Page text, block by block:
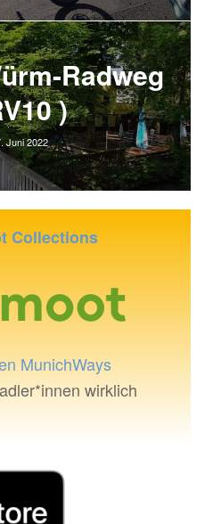
Radweg
)
Juni 2022
Collections
MunichWays
wirklich